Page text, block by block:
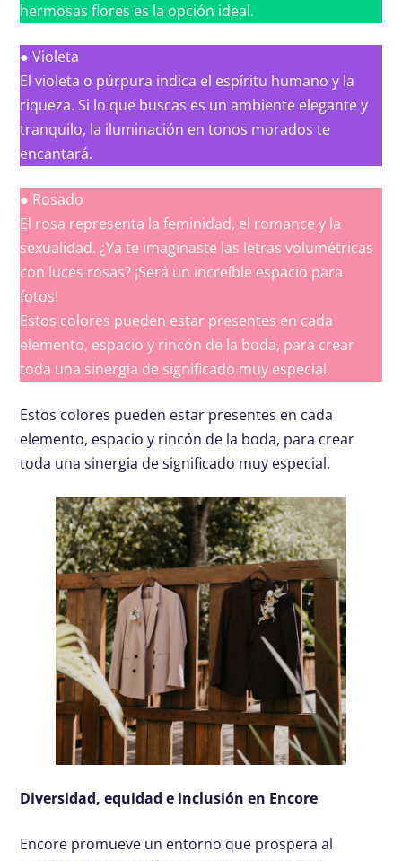
hermosas flores es la opción ideal.
● Violeta
El violeta o púrpura indica el espíritu humano y la
riqueza. Si lo que buscas es un ambiente elegante y
tranquilo, la iluminación en tonos morados te
encantará.
● Rosado
El rosa representa la feminidad, el romance y la
sexualidad. ¿Ya te imaginaste las letras volumétricas
con luces rosas? ¡Será un increíble espacio para
fotos!
Estos colores pueden estar presentes en cada
elemento, espacio y rincón de la boda, para crear
toda una sinergia de significado muy especial.
Estos colores pueden estar presentes en cada
elemento, espacio y rincón de la boda, para crear
toda una sinergia de significado muy especial.
Diversidad, equidad e inclusión en Encore
Encore promueve un entorno que prospera al